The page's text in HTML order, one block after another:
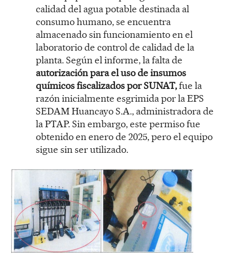
calidad del agua potable destinada al
consumo humano, se encuentra
almacenado sin funcionamiento en el
laboratorio de control de calidad de la
planta. Según el informe, la falta de
autorización para el uso de insumos
químicos fiscalizados por SUNAT,fue la
razón inicialmente esgrimida por la EPS
SEDAM Huancayo S.A., administradora de
la PTAP. Sin embargo, este permiso fue
obtenido en enero de 2025, pero el equipo
sigue sin ser utilizado.